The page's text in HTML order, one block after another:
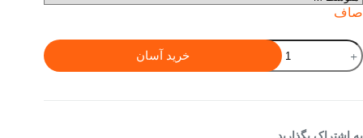
صاف
لباس
آشپزی
مدل
خرجکار
خرید آسان